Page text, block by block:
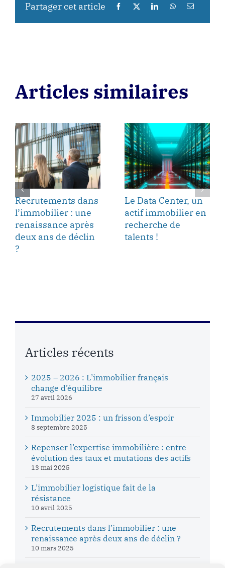
Partager cet article
Articles similaires
Recrutements dans
l’immobilier : une
renaissance après
deux ans de déclin
?
Le Data Center, un
actif immobilier en
recherche de
talents !
Articles récents
2025 – 2026 : L’immobilier français
change d’équilibre
27 avril 2026
Immobilier 2025 : un frisson d’espoir
8 septembre 2025
Repenser l’expertise immobilière : entre
évolution des taux et mutations des actifs
13 mai 2025
L’immobilier logistique fait de la
résistance
10 avril 2025
Recrutements dans l’immobilier : une
renaissance après deux ans de déclin ?
10 mars 2025